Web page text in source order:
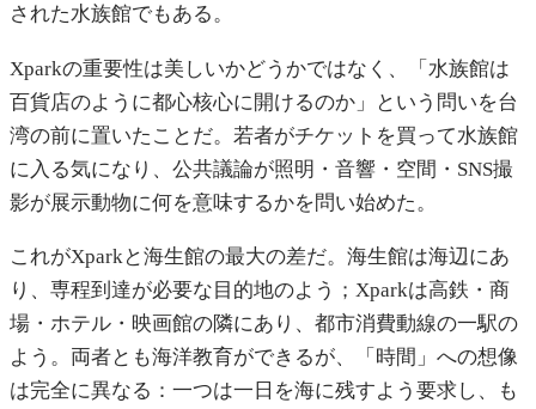
された水族館でもある。
Xparkの重要性は美しいかどうかではなく、「水族館は
百貨店のように都心核心に開けるのか」という問いを台
湾の前に置いたことだ。若者がチケットを買って水族館
に入る気になり、公共議論が照明・音響・空間・SNS撮
影が展示動物に何を意味するかを問い始めた。
これがXparkと海生館の最大の差だ。海生館は海辺にあ
り、専程到達が必要な目的地のよう；Xparkは高鉄・商
場・ホテル・映画館の隣にあり、都市消費動線の一駅の
よう。両者とも海洋教育ができるが、「時間」への想像
は完全に異なる：一つは一日を海に残すよう要求し、も